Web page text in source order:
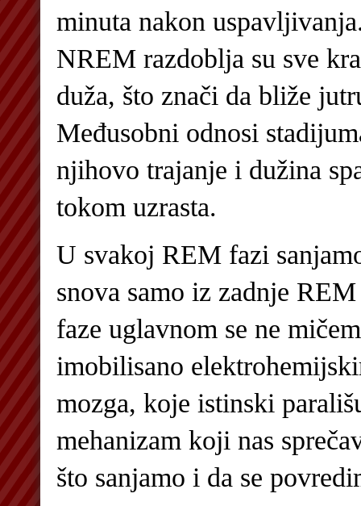
minuta nakon
NREM razdoblja su sve
duža, što znači da bliže
Međusobni odnosi
njihovo trajanje i dužina
tokom uzrasta.
U svakoj REM fazi
snova samo iz zadnje
faze uglavnom se ne
imobilisano
mozga, koje istinski
mehanizam koji nas
što sanjamo i da se